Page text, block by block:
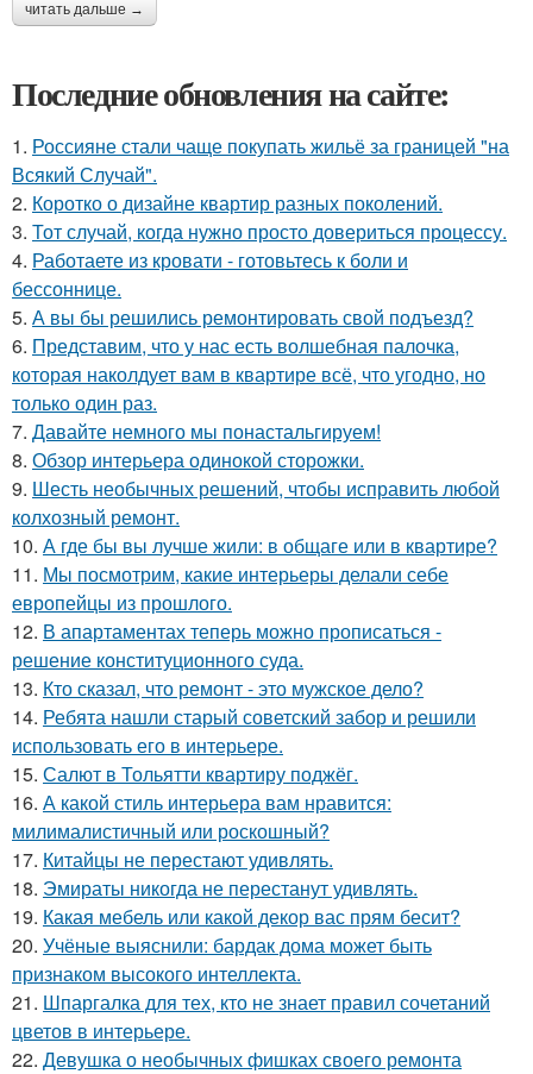
читать дальше →
Последние обновления на сайте:
1. Россияне стали чаще покупать жильё за границей "на
Всякий Случай".
2. Коротко о дизайне квартир разных поколений.
3. Тот случай, когда нужно просто довериться процессу.
4. Работаете из кровати - готовьтесь к боли и
бессоннице.
5. А вы бы решились ремонтировать свой подъезд?
6. Представим, что у нас есть волшебная палочка,
которая наколдует вам в квартире всё, что угодно, но
только один раз.
7. Давайте немного мы понастальгируем!
8. Обзор интерьера одинокой сторожки.
9. Шесть необычных решений, чтобы исправить любой
колхозный ремонт.
10. А где бы вы лучше жили: в общаге или в квартире?
11. Мы посмотрим, какие интерьеры делали себе
европейцы из прошлого.
12. В апартаментах теперь можно прописаться -
решение конституционного суда.
13. Кто сказал, что ремонт - это мужское дело?
14. Ребята нашли старый советский забор и решили
использовать его в интерьере.
15. Салют в Тольятти квартиру поджёг.
16. А какой стиль интерьера вам нравится:
милималистичный или роскошный?
17. Китайцы не перестают удивлять.
18. Эмираты никогда не перестанут удивлять.
19. Какая мебель или какой декор вас прям бесит?
20. Учёные выяснили: бардак дома может быть
признаком высокого интеллекта.
21. Шпаргалка для тех, кто не знает правил сочетаний
цветов в интерьере.
22. Девушка о необычных фишках своего ремонта